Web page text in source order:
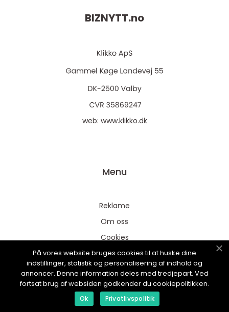
BIZNYTT.no
web: www.klikko.dk
Menu
Reklame
Om oss
Cookies
Kontakt Oss
Sitemap
På vores website bruges cookies til at huske dine
indstillinger, statistik og personalisering af indhold og
annoncer. Denne information deles med tredjepart. Ved
fortsat brug af websiden godkender du cookiepolitikken.
Ok Privatlivspolitik